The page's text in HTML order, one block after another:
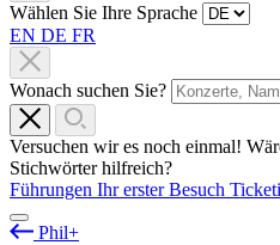
Wählen Sie Ihre Sprache
EN DE FR
Wonach suchen Sie?
Versuchen wir es noch einmal!
Stichwörter hilfreich?
Führungen Ihr erster Besuch
Phil+